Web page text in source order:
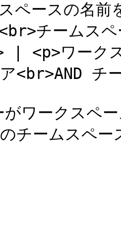
ペースの名前
チームス
| <p>ワーク
ア<br>AND
ワークスペー
チームスペ